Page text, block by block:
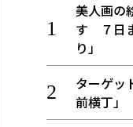
美人画の
す ７日
り」
ターゲッ
前横丁」